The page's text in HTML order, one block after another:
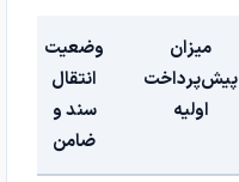
میزان
پیش‌پرداخت
اولیه
وضعیت
انتقال
سند و
ضامن